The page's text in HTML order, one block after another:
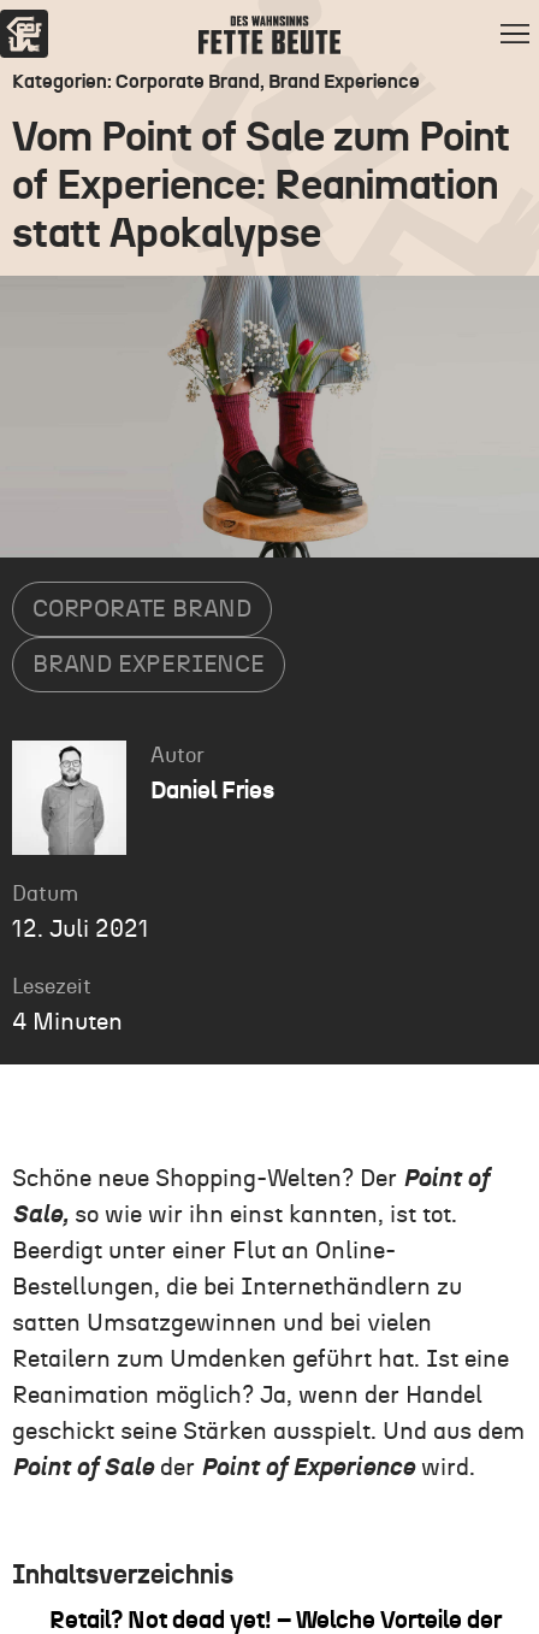
Kategorien: Corporate Brand, Brand Experience
Vom Point of Sale zum Point
of Experience: Reanimation
statt Apokalypse
CORPORATE BRAND
BRAND EXPERIENCE
Autor
Daniel Fries
Datum
12. Juli 2021
Lesezeit
4 Minuten
Schöne neue Shopping-Welten? Der Point of
Sale, so wie wir ihn einst kannten, ist tot.
Beerdigt unter einer Flut an Online-
Bestellungen, die bei Internethändlern zu
satten Umsatzgewinnen und bei vielen
Retailern zum Umdenken geführt hat. Ist eine
Reanimation möglich? Ja, wenn der Handel
geschickt seine Stärken ausspielt. Und aus dem
Point of Saleder Point of Experiencewird.
Inhaltsverzeichnis
Retail? Not dead yet! – Welche Vorteile der